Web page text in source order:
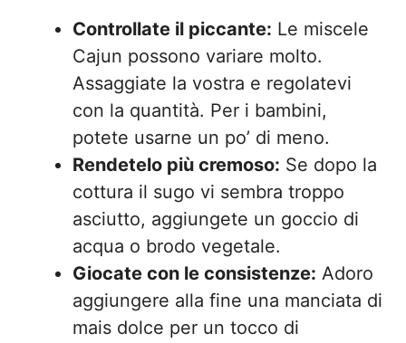
Controllate il piccante: Le miscele
Cajun possono variare molto.
Assaggiate la vostra e regolatevi
con la quantità. Per i bambini,
potete usarne un po’ di meno.
Rendetelo più cremoso: Se dopo la
cottura il sugo vi sembra troppo
asciutto, aggiungete un goccio di
acqua o brodo vegetale.
Giocate con le consistenze: Adoro
aggiungere alla fine una manciata di
mais dolce per un tocco di